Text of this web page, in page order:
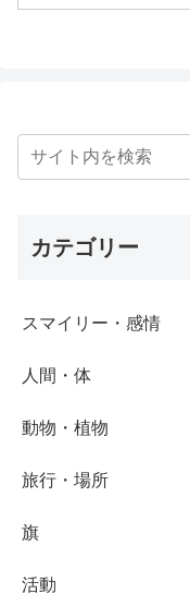
カテゴリー
スマイリー・感情
人間・体
動物・植物
旅行・場所
旗
活動